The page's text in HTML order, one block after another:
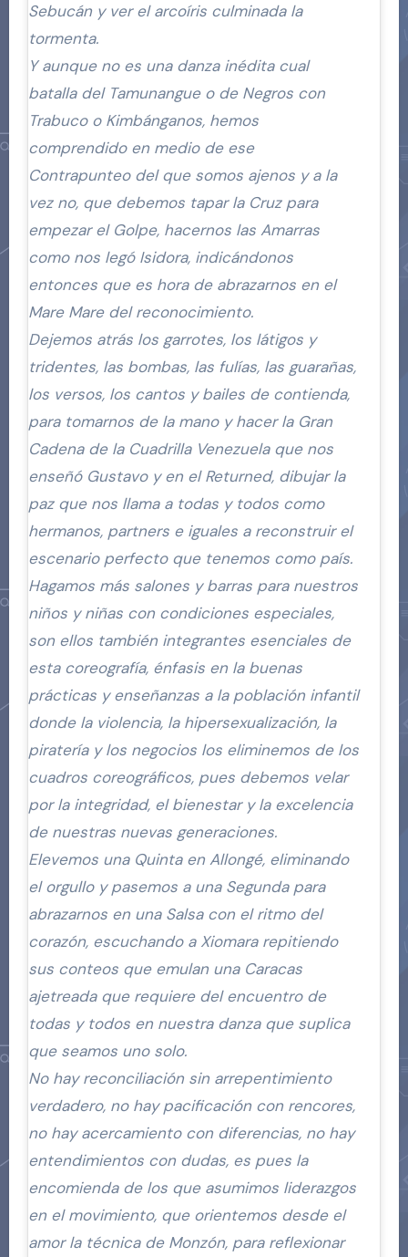
Sebucán y ver el arcoíris culminada la
tormenta.
Y aunque no es una danza inédita cual
batalla del Tamunangue o de Negros con
Trabuco o Kimbánganos, hemos
comprendido en medio de ese
Contrapunteo del que somos ajenos y a la
vez no, que debemos tapar la Cruz para
empezar el Golpe, hacernos las Amarras
como nos legó Isidora, indicándonos
entonces que es hora de abrazarnos en el
Mare Mare del reconocimiento.
Dejemos atrás los garrotes, los látigos y
tridentes, las bombas, las fulías, las guarañas,
los versos, los cantos y bailes de contienda,
para tomarnos de la mano y hacer la Gran
Cadena de la Cuadrilla Venezuela que nos
enseñó Gustavo y en el Returned, dibujar la
paz que nos llama a todas y todos como
hermanos, partners e iguales a reconstruir el
escenario perfecto que tenemos como país.
Hagamos más salones y barras para nuestros
niños y niñas con condiciones especiales,
son ellos también integrantes esenciales de
esta coreografía, énfasis en la buenas
prácticas y enseñanzas a la población infantil
donde la violencia, la hipersexualización, la
piratería y los negocios los eliminemos de los
cuadros coreográficos, pues debemos velar
por la integridad, el bienestar y la excelencia
de nuestras nuevas generaciones.
Elevemos una Quinta en Allongé, eliminando
el orgullo y pasemos a una Segunda para
abrazarnos en una Salsa con el ritmo del
corazón, escuchando a Xiomara repitiendo
sus conteos que emulan una Caracas
ajetreada que requiere del encuentro de
todas y todos en nuestra danza que suplica
que seamos uno solo.
No hay reconciliación sin arrepentimiento
verdadero, no hay pacificación con rencores,
no hay acercamiento con diferencias, no hay
entendimientos con dudas, es pues la
encomienda de los que asumimos liderazgos
en el movimiento, que orientemos desde el
amor la técnica de Monzón, para reflexionar